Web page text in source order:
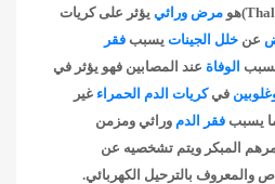
هو مرض وراثي يؤثر على كريات
عن خلل الجينات يسبب فقر
الوفاة عند المصابين فهو يؤثر في
في كريات الدم الحمراء غير
يسبب فقر الدم وراثي ومزمن
المبكر ويتم تشخصيه عن
والمعروف بالترحيل الكهربائي.